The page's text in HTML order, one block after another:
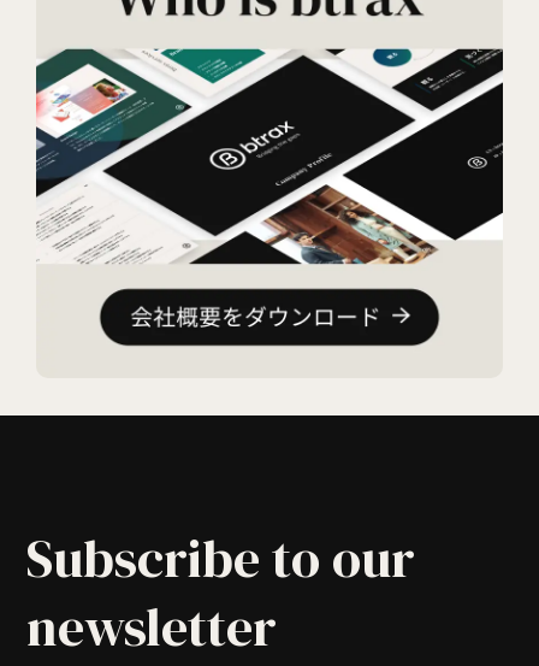
Subscribe to our
newsletter